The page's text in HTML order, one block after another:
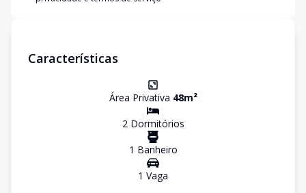
Características
Área Privativa 48m²
2Dormitórios
1 Banheiro
1 Vaga